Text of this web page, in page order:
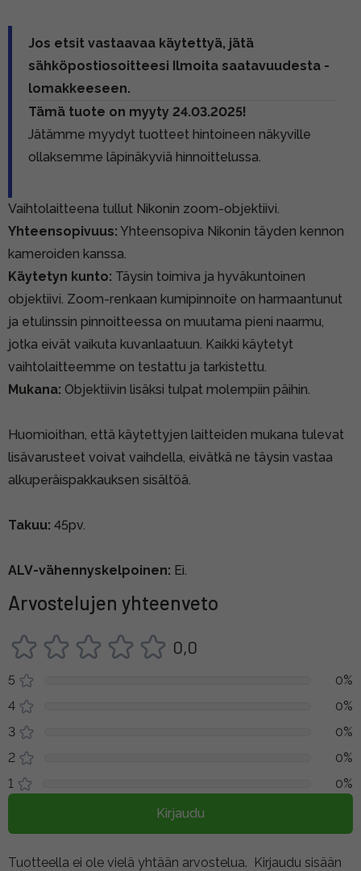
Jos etsit vastaavaa käytettyä, jätä
sähköpostiosoitteesi Ilmoita saatavuudesta -
lomakkeeseen.
Tämä tuote on myyty 24.03.2025!
Jätämme myydyt tuotteet hintoineen näkyville
ollaksemme läpinäkyviä hinnoittelussa.
Vaihtolaitteena tullut Nikonin zoom-objektiivi.
Yhteensopivuus: Yhteensopiva Nikonin täyden kennon
kameroiden kanssa.
Käytetyn kunto: Täysin toimiva ja hyväkuntoinen
objektiivi. Zoom-renkaan kumipinnoite on harmaantunut
ja etulinssin pinnoitteessa on muutama pieni naarmu,
jotka eivät vaikuta kuvanlaatuun. Kaikki käytetyt
vaihtolaitteemme on testattu ja tarkistettu.
Mukana: Objektiivin lisäksi tulpat molempiin päihin.
Huomioithan, että käytettyjen laitteiden mukana tulevat
lisävarusteet voivat vaihdella, eivätkä ne täysin vastaa
alkuperäispakkauksen sisältöä.
Takuu: 45pv.
ALV-vähennyskelpoinen: Ei.
Arvostelujen yhteenveto
0,0
5
0%
4
0%
3
0%
2
0%
1
0%
Kirjaudu
Tuotteella ei ole vielä yhtään arvostelua. Kirjaudu sisään